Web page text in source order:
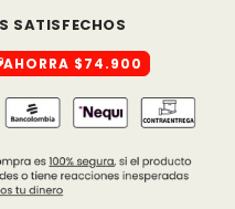
SATISFECHOS
AHORRA $74.900